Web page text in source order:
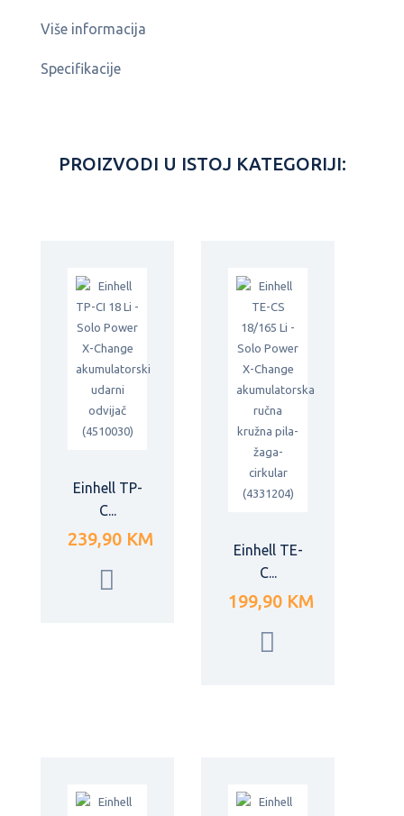
Više informacija
Specifikacije
PROIZVODI U ISTOJ KATEGORIJI:
Einhell TP-
C...
239,90 KM
Einhell TE-
C...
199,90 KM